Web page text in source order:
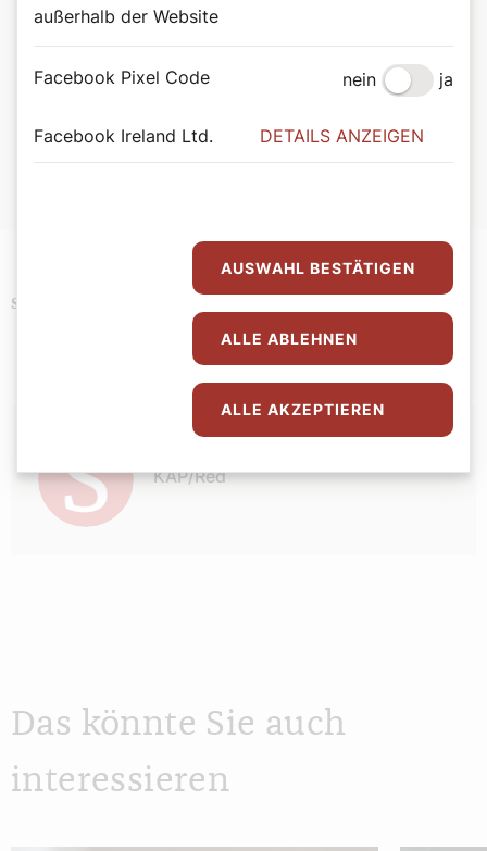
Erzdiözese Wien
von Papst Franziskus. ImOnline-Kondolenzbuchder
Erzdiözese Wien können Sie Ihre Abschiedsworte und Gebete
Schlagwörter
KAP/Red
Das könnte Sie auch
interessieren
außerhalb der Website
Facebook Pixel Code nein ja
Facebook Ireland Ltd. DETAILS ANZEIGEN
AUSWAHL BESTÄTIGEN
ALLE ABLEHNEN
ALLE AKZEPTIEREN